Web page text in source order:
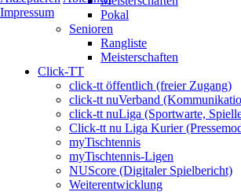
Pokal
Senioren
Rangliste
Meisterschaften
Click-TT
click-tt öffentlich (freier Zugang)
click-tt nuVerband
click-tt nuLiga (Sportwarte,
Click-tt nu Liga Kurier
myTischtennis
myTischtennis-Ligen
NUScore (Digitaler Spielbericht)
Weiterentwicklung
Impressum